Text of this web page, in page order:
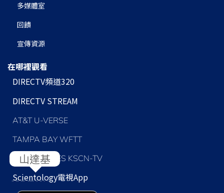
多媒體室
回饋
宣傳資源
在哪裡觀看
DIRECTV頻道320
DIRECTV STREAM
AT&T U-VERSE
TAMPA BAY WFTT
LOS ANGELES KSCN-TV
Scientology電視App